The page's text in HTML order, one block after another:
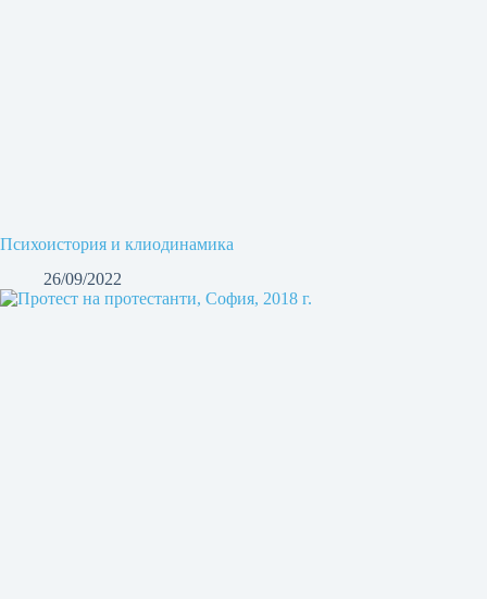
Психоистория и клиодинамика
26/09/2022